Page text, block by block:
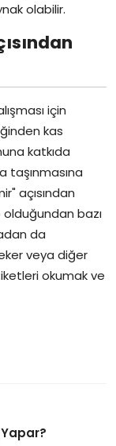
olabilir.
için
kas
katkıda
taşınmasına
açısından
bazı
da
veya diğer
okumak ve